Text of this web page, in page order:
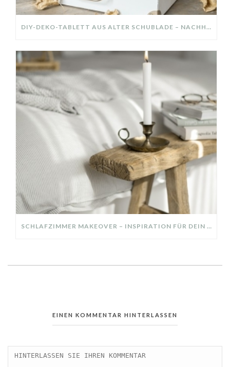
DIY-DEKO-TABLETT AUS ALTER SCHUBLADE – NACHHALTIGE HERBSTDEKO SELBER MACHEN!
SCHLAFZIMMER MAKEOVER – INSPIRATION FÜR DEIN SCHLAFZIMMER: AUS ALT MACH NEU – HELL, GEMÜTLICH UND EINLADEND
EINEN KOMMENTAR HINTERLASSEN